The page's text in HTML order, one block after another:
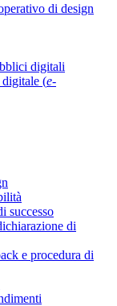
di design
digitali
digitale (e-
successo
di
e procedura di